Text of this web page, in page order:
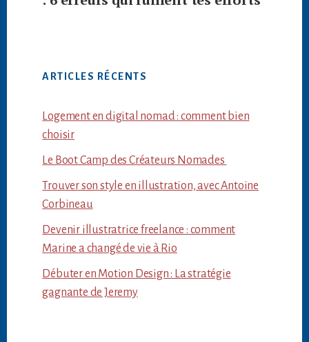
ARTICLES RÉCENTS
Logement en digital nomad : comment bien
choisir
Le Boot Camp des Créateurs Nomades
Trouver son style en illustration, avec Antoine
Corbineau
Devenir illustratrice freelance : comment
Marine a changé de vie à Rio
Débuter en Motion Design : La stratégie
gagnante de Jeremy